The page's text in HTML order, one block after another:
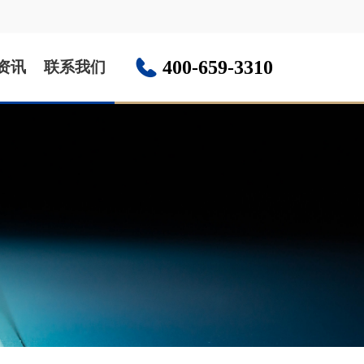
讯 联系我们 400-659-3310